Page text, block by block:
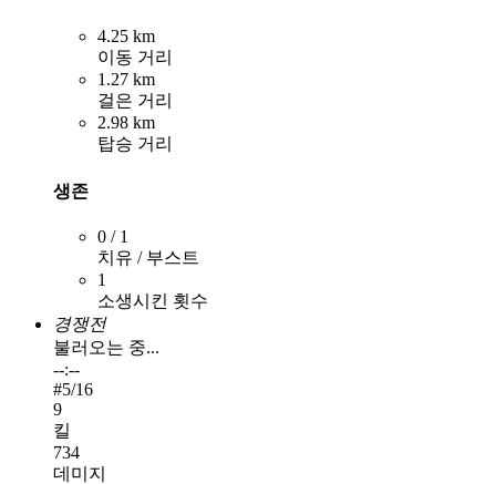
4.25 km
이동 거리
1.27 km
걸은 거리
2.98 km
탑승 거리
생존
0 / 1
치유 / 부스트
1
소생시킨 횟수
경쟁전
불러오는 중...
--:--
#5/16
9
킬
734
데미지